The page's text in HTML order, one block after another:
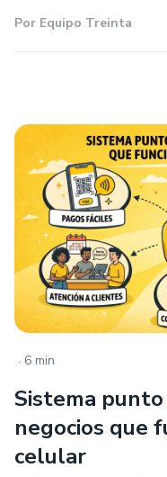
Por Equipo Treinta
. 6 min
Sistema
negocios que
celular